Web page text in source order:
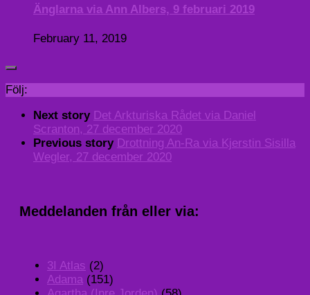
Änglarna via Ann Albers, 9 februari 2019
February 11, 2019
Följ:
Next story Det Arkturiska Rådet via Daniel
Scranton, 27 december 2020
Previous story Drottning An-Ra via Kjerstin Sisilla
Wegler, 27 december 2020
Meddelanden från eller via:
3I Atlas (2)
Adama (151)